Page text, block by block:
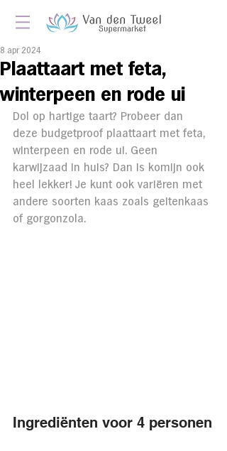
Plaattaart met feta,
winterpeen en rode ui
8 apr 2024
Dol op hartige taart? Probeer dan
deze budgetproof plaattaart met feta,
winterpeen en rode ui. Geen
karwijzaad in huis? Dan is komijn ook
heel lekker! Je kunt ook variëren met
andere soorten kaas zoals geitenkaas
of gorgonzola.
Ingrediënten voor 4 personen